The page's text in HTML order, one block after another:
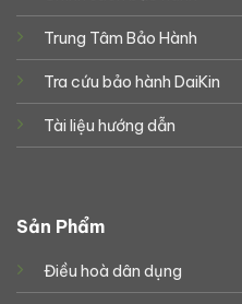
Trung Tâm Bảo Hành
Tra cứu bảo hành DaiKin
Tài liệu hướng dẫn
Sản Phẩm
Điều hoà dân dụng